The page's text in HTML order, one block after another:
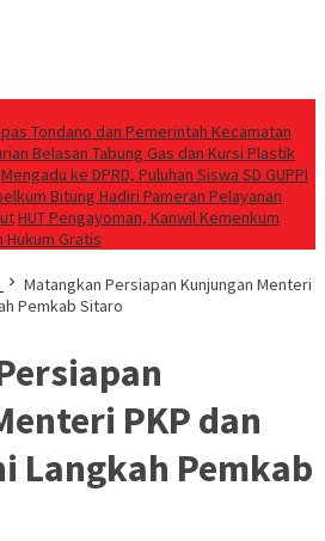
Tondano dan Pemerintah Kecamatan
Belasan Tabung Gas dan Kursi Plastik
Mengadu ke DPRD, Puluhan Siswa SD GUPPI
Bitung Hadiri Pameran Pelayanan
HUT Pengayoman, Kanwil Kemenkum
Hukum Gratis
Matangkan Persiapan Kunjungan Menteri
Pemkab Sitaro
PKP dan
Langkah Pemkab